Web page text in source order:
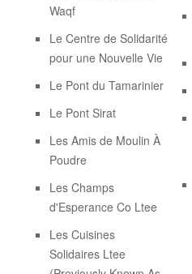
Waqf
Le Centre de Solidarité
pour une Nouvelle Vie
Le Pont du Tamarinier
Le Pont Sirat
Les Amis de Moulin À
Poudre
Les Champs
d'Esperance Co Ltee
Les Cuisines
Solidaires Ltee
TAXES & DUTIES
FAQs
FEEDBACK / COMPLAINT
FORMS
PROCUREMENT